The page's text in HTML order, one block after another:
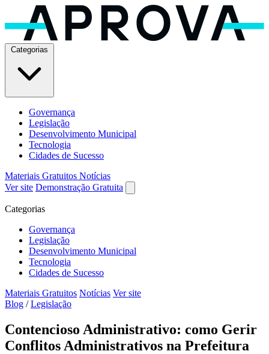
Governança
Legislação
Desenvolvimento Municipal
Tecnologia
Cidades de Sucesso
Materiais Gratuitos Notícias
Ver site Demonstração Gratuita
Categorias
Governança
Legislação
Desenvolvimento Municipal
Tecnologia
Cidades de Sucesso
Materiais Gratuitos Notícias Ver site
Blog / Legislação
Contencioso Administrativo: como Gerir
Conflitos Administrativos na Prefeitura